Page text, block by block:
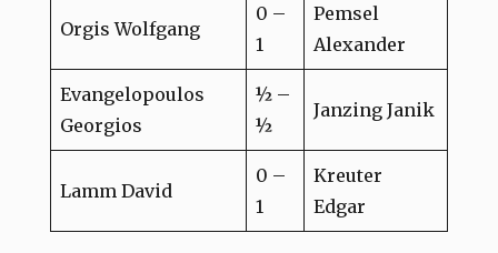
Orgis Wolfgang
0 –
1
Pemsel
Alexander
Evangelopoulos
Georgios
½ –
½
Janzing Janik
Lamm David
0 –
1
Kreuter
Edgar